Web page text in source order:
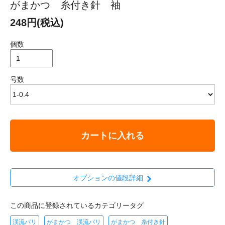
がまかつ 糸付き針 袖
248円(税込)
個数
号数
カートに入れる
オプションの値段詳細
この商品に登録されているカテゴリータグ
渓流バリ がまかつ 渓流バリ がまかつ 糸付き針